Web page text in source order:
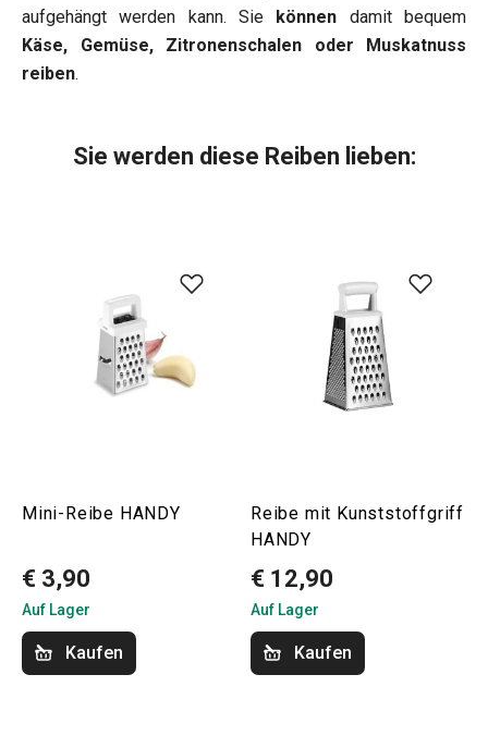
aufgehängt werden kann. Sie können damit bequem
Käse, Gemüse, Zitronenschalen oder Muskatnuss
reiben.
Sie werden diese Reiben lieben:
Mini-Reibe HANDY
€ 3,90
Auf Lager
Kaufen
Reibe mit Kunststoffgriff
HANDY
€ 12,90
Auf Lager
Kaufen